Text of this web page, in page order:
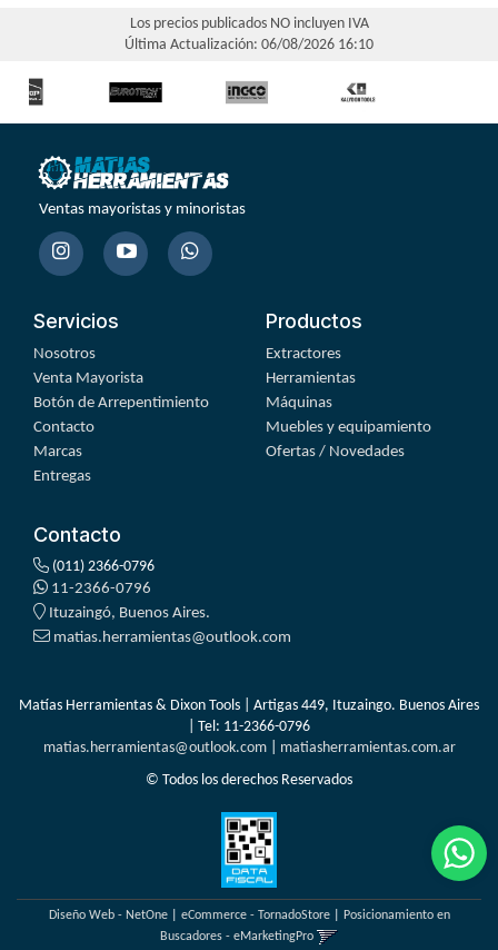
Los precios publicados NO incluyen IVA
Última Actualización: 06/08/2026 16:10
Ventas mayoristas y minoristas
Servicios
Nosotros
Venta Mayorista
Botón de Arrepentimiento
Contacto
Marcas
Entregas
Productos
Extractores
Herramientas
Máquinas
Muebles y equipamiento
Ofertas / Novedades
Contacto
(011) 2366-0796
11-2366-0796
Ituzaingó, Buenos Aires.
matias.herramientas@outlook.com
Matías Herramientas & Dixon Tools | Artigas 449, Ituzaingo. Buenos Aires
| Tel: 11-2366-0796
matias.herramientas@outlook.com| matiasherramientas.com.ar
© Todos los derechos Reservados
Diseño Web - NetOne| eCommerce - TornadoStore| Posicionamiento en
Buscadores - eMarketingPro